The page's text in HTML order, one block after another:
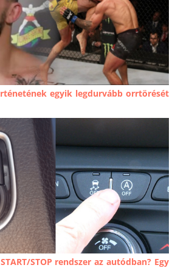
egyik legdurvább orrtörését
STOP rendszer az autódban? Egy